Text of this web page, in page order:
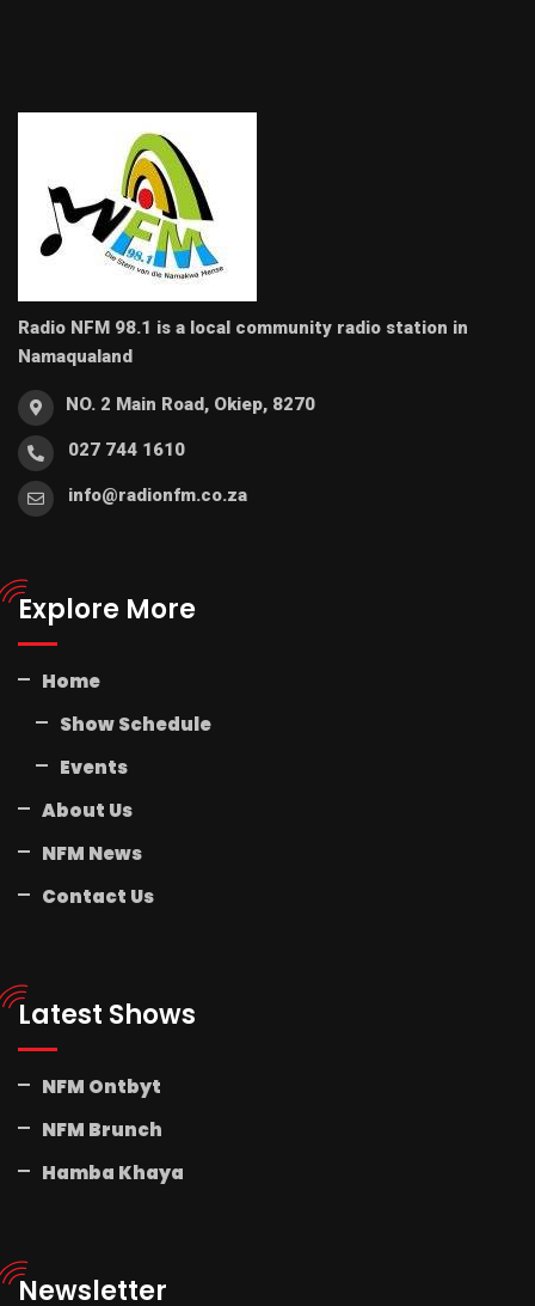
Radio NFM 98.1 is a local community radio station in
Namaqualand
NO. 2 Main Road, Okiep, 8270
027 744 1610
info@radionfm.co.za
Explore More
Home
Show Schedule
Events
About Us
NFM News
Contact Us
Latest Shows
NFM Ontbyt
NFM Brunch
Hamba Khaya
Newsletter